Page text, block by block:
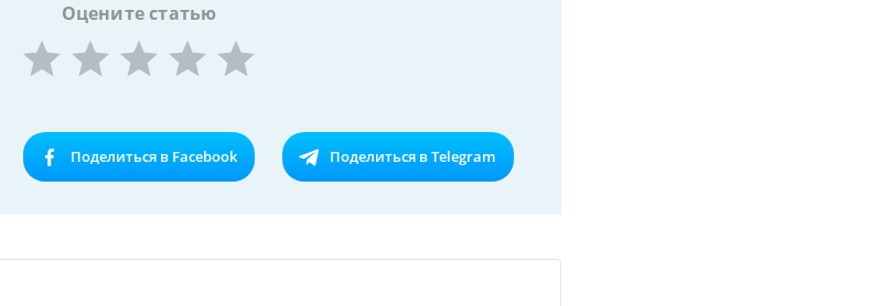
Оцените статью
Поделиться в Facebook Поделиться в Telegram